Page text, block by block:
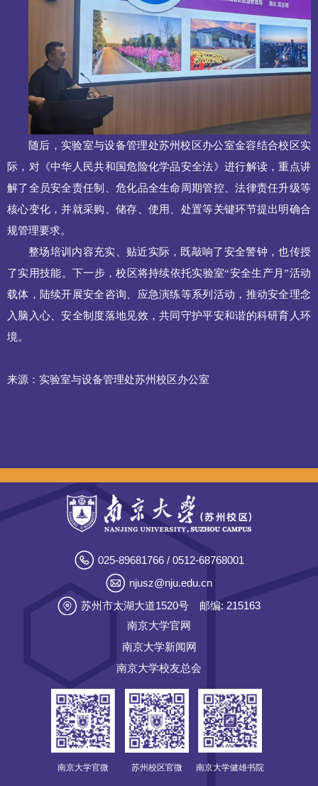
随后，实验室与设备管理处苏州校区办公室金容结合校区实
际，对《中华人民共和国危险化学品安全法》进行解读，重点讲
解了全员安全责任制、危化品全生命周期管控、法律责任升级等
核心变化，并就采购、储存、使用、处置等关键环节提出明确合
规管理要求。
整场培训内容充实、贴近实际，既敲响了安全警钟，也传授
了实用技能。下一步，校区将持续依托实验室“安全生产月”活动
载体，陆续开展安全咨询、应急演练等系列活动，推动安全理念
入脑入心、安全制度落地见效，共同守护平安和谐的科研育人环
境。
来源：实验室与设备管理处苏州校区办公室
025-89681766 / 0512-68768001
njusz@nju.edu.cn
苏州市太湖大道1520号
邮编: 215163
南京大学官网
南京大学新闻网
南京大学校友总会
南京大学官微 苏州校区官微 南京大学健雄书院